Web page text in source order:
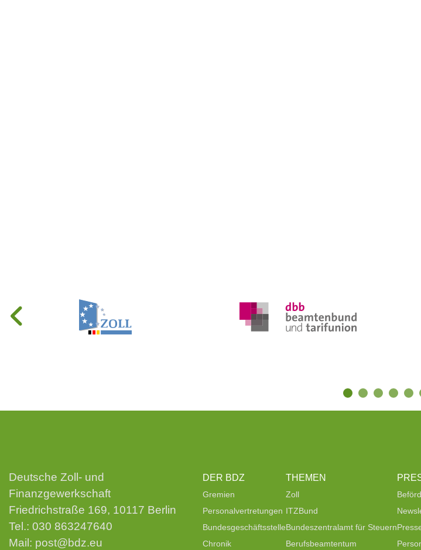
Deutsche Zoll- und
Finanzgewerkschaft
Friedrichstraße 169, 10117 Berlin
Tel.: 030 863247640
Mail: post@bdz.eu
DER BDZ
Gremien
Personalvertretungen
Bundesgeschäftsstelle
Chronik
THEMEN
Zoll
ITZBund
Bundeszentralamt für Steuern
Berufsbeamtentum